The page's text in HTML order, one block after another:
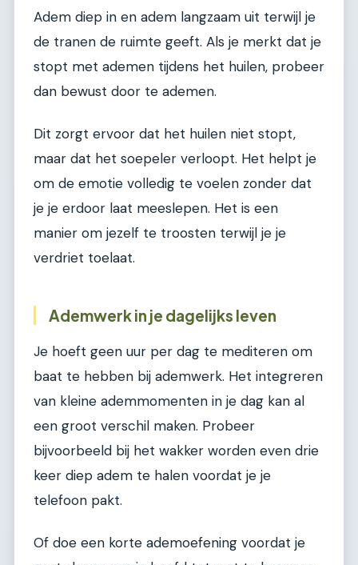
Adem diep in en adem langzaam uit terwijl je
de tranen de ruimte geeft. Als je merkt dat je
stopt met ademen tijdens het huilen, probeer
dan bewust door te ademen.
Dit zorgt ervoor dat het huilen niet stopt,
maar dat het soepeler verloopt. Het helpt je
om de emotie volledig te voelen zonder dat
je je erdoor laat meeslepen. Het is een
manier om jezelf te troosten terwijl je je
verdriet toelaat.
Ademwerk in je dagelijks leven
Je hoeft geen uur per dag te mediteren om
baat te hebben bij ademwerk. Het integreren
van kleine ademmomenten in je dag kan al
een groot verschil maken. Probeer
bijvoorbeeld bij het wakker worden even drie
keer diep adem te halen voordat je je
telefoon pakt.
Of doe een korte ademoefening voordat je